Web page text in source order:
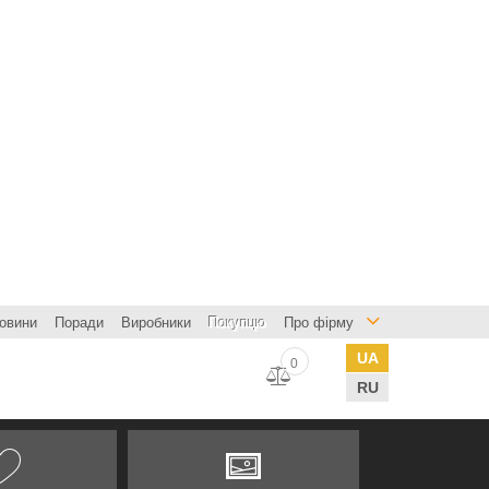
Поради Виробники Покупцю Про фірму
UA
RU
0